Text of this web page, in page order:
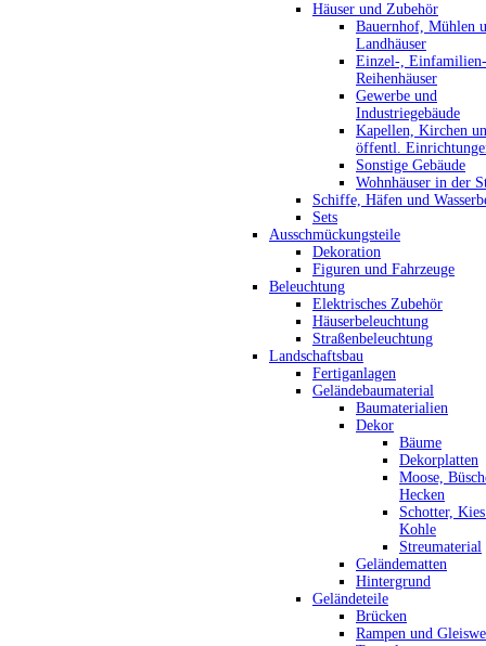
Häuser und Zubehör
Bauernhof, Mühlen
Landhäuser
Einzel-,
Reihenhäuser
Gewerbe und
Industriegebäude
Kapellen, Kirchen
öffentl.
Sonstige Gebäude
Wohnhäuser in der
Schiffe, Häfen und
Sets
Ausschmückungsteile
Dekoration
Figuren und Fahrzeuge
Beleuchtung
Elektrisches Zubehör
Häuserbeleuchtung
Straßenbeleuchtung
Landschaftsbau
Fertiganlagen
Geländebaumaterial
Baumaterialien
Dekor
Bäume
Dekorplatten
Moose,
Hecken
Schotter,
Kohle
Streumaterial
Geländematten
Hintergrund
Geländeteile
Brücken
Rampen und